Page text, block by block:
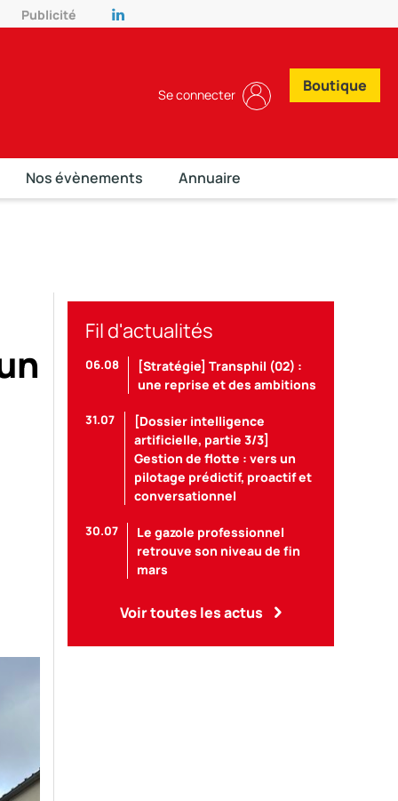
Publicité
Se connecter Boutique
Nos évènements Annuaire
Fil d'actualités
06.08
[Stratégie] Transphil (02) :
une reprise et des ambitions
31.07
[Dossier intelligence
artificielle, partie 3/3]
Gestion de flotte : vers un
pilotage prédictif, proactif et
conversationnel
30.07
Le gazole professionnel
retrouve son niveau de fin
mars
Voir toutes les actus